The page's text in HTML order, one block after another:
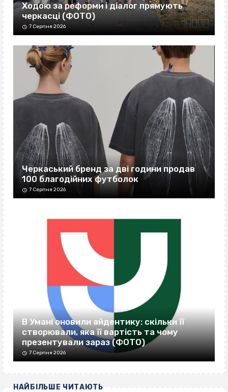
Ходою за реформи і діалог прямують
черкасці (ФОТО)
7 Серпня 2026
Черкаський бренд за дві години продав
100 благодійних футболок
7 Серпня 2026
В Умані оновили айдентику: скільки її
створювали, яка її вартість та чому
презентували зараз (ФОТО)
7 Серпня 2026
НАЙБІЛЬШЕ ЧИТАЮТЬ